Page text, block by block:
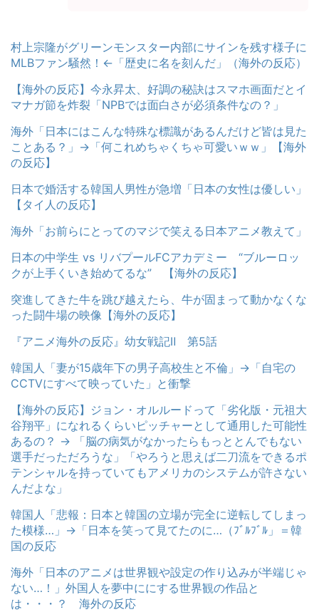
村上宗隆がグリーンモンスター内部にサインを残す様子に
MLBファン騒然！←「歴史に名を刻んだ」（海外の反応）
【海外の反応】今永昇太、好調の秘訣はスマホ画面だとイ
マナガ節を炸裂「NPBでは面白さが必須条件なの？」
海外「日本にはこんな特殊な標識があるんだけど皆は見た
ことある？」→「何これめちゃくちゃ可愛いｗｗ」【海外
の反応】
日本で婚活する韓国人男性が急増「日本の女性は優しい」
【タイ人の反応】
海外「お前らにとってのマジで笑える日本アニメ教えて」
日本の中学生 vs リバプールFCアカデミー “ブルーロッ
クが上手くいき始めてるな” 【海外の反応】
突進してきた牛を跳び越えたら、牛が固まって動かなくな
った闘牛場の映像【海外の反応】
『アニメ海外の反応』幼女戦記Ⅱ 第5話
韓国人「妻が15歳年下の男子高校生と不倫」→「自宅の
CCTVにすべて映っていた」と衝撃
【海外の反応】ジョン・オルルードって「劣化版・元祖大
谷翔平」になれるくらいピッチャーとして通用した可能性
あるの？ → 「脳の病気がなかったらもっととんでもない
選手だっただろうな」「やろうと思えば二刀流をできるポ
テンシャルを持っていてもアメリカのシステムが許さない
んだよな」
韓国人「悲報：日本と韓国の立場が完全に逆転してしまっ
た模様…」→「日本を笑って見てたのに…（ﾌﾞﾙﾌﾞﾙ」＝韓
国の反応
海外「日本のアニメは世界観や設定の作り込みが半端じゃ
ない…！」外国人を夢中ににする世界観の作品と
は・・・？ 海外の反応